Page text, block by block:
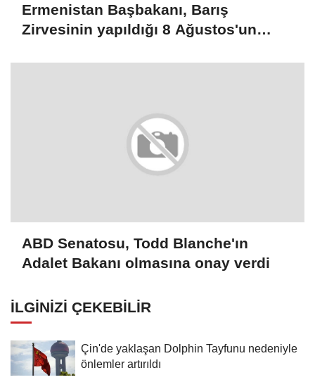
Ermenistan Başbakanı, Barış
Zirvesinin yapıldığı 8 Ağustos'un
ABD Senatosu, Todd Blanche'ın
Adalet Bakanı olmasına onay verdi
İLGINIZI ÇEKEBILIR
Çin'de yaklaşan Dolphin Tayfunu nedeniyle
önlemler artırıldı